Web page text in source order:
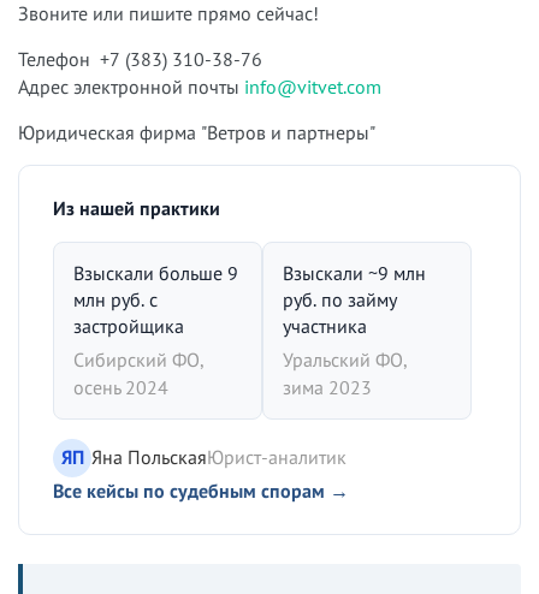
Звоните или пишите прямо сейчас!
Телефон +7 (383) 310-38-76
Адрес электронной почты info@vitvet.com
Юридическая фирма "Ветров и партнеры"
Из нашей практики
Взыскали больше 9
млн руб. с
застройщика
Сибирский ФО,
осень 2024
Взыскали ~9 млн
руб. по займу
участника
Уральский ФО,
зима 2023
ЯП Яна ПольскаяЮрист-аналитик
Все кейсы по судебным спорам →